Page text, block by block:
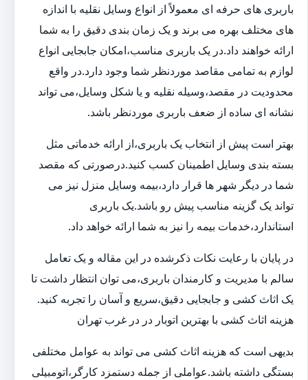
باربری های حرفه ای معمولاً از انواع وسایل نقلیه با اندازه
های مختلف بهره می برند و یک زمان بندی دقیق را به شما
ارائه خواهند داد.در یک باربری مناسب،امکان جابجایی انواع
لوازم به تمامی مقاصد موردنظر شما وجود دارد.در واقع
محدودیت در مقصد،وسیله نقلیه و یا شکل وسایل،می تواند
نشانه ای ساده از ضعف باربری موردنظر باشد.
بهتر است پیش از انتخاب یک باربری،از ارائه خدماتی مثل
بسته بندی وسایل اطمینان کسب کنید.درصورتی که مقصد
شما در دیگر شهر ها قرار دارد،بیمه وسایل منزل نیز می
تواند یک گزینه مناسب پیش رو باشد.یک باربری
استاندارد،خدمات بیمه را نیز به شما ارائه خواهد داد.
در پایان با رعایت نکات ذکرشده در این مقاله و یک تعامل
سالم با مدیریت و کارمندان باربری،می توان انتظار داشت تا
یک اثاث کشی و جابجایی دقیق،سریع و آسان را تجربه کنید.
هزینه اثاث کشی با بهترین اتوبار در در غرب تهران
بدیهی است که هزینه اثاث کشی می تواند به عوامل مختلفی
بستگی داشته باشد.عواملی از جمله دستمزد کارگر،اتومبیلی